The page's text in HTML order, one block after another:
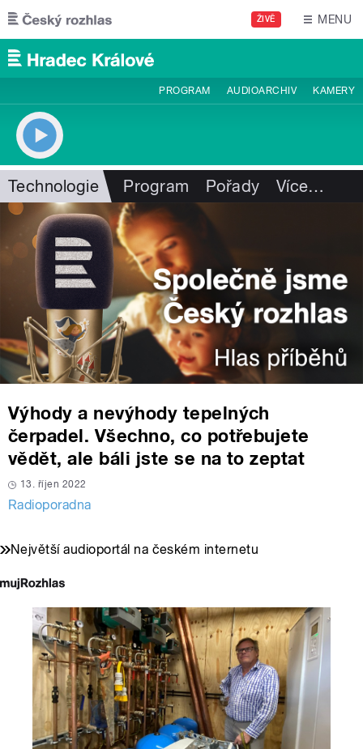
Přejít k hlavnímu obsahu
ŽIVĚ MENU
PROGRAM AUDIOARCHIV KAMERY
Technologie Program Pořady Více…
Výhody a nevýhody tepelných
čerpadel. Všechno, co potřebujete
vědět, ale báli jste se na to zeptat
13. říjen 2022
Radioporadna
Největší audioportál na českém internetu